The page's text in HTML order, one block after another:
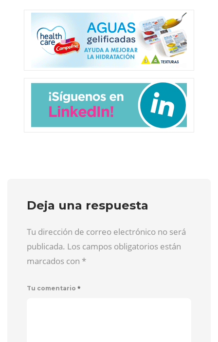
Deja una respuesta
Tu dirección de correo electrónico no será
publicada. Los campos obligatorios están
marcados con *
Tu comentario *